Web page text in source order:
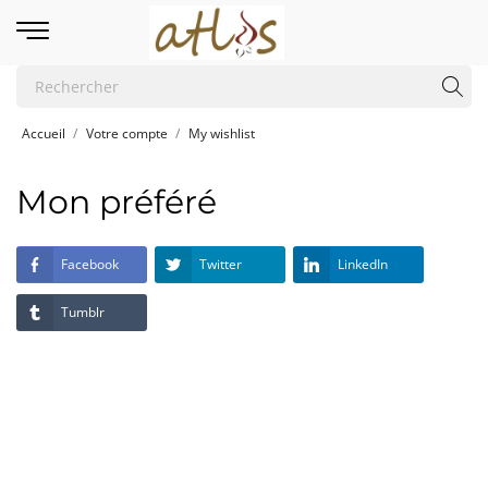
Accueil Votre compte My wishlist
Mon préféré
Facebook Twitter LinkedIn
Tumblr